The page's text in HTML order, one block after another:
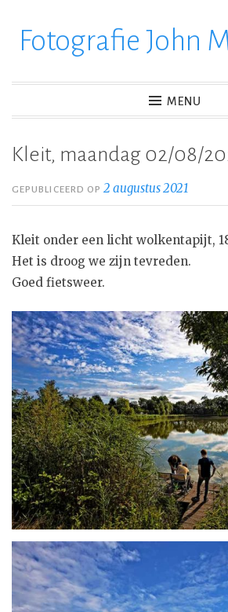
verderFotografie John
MENU
Kleit, maandag 02/08/
GEPUBLICEERD OP2 augustus 2021
Kleit onder een licht wolkentapijt,
Het is droog we zijn tevreden.
Goed fietsweer.